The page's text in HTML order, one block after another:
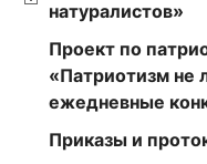
натуралистов»
Проект по
«Патриотизм не
ежедневные
Приказы и